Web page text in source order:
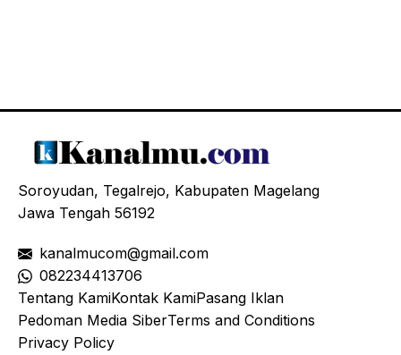
Soroyudan, Tegalrejo, Kabupaten Magelang
Jawa Tengah 56192
kanalmucom@gmail.com
082234413706
Tentang KamiKontak KamiPasang Iklan
Pedoman Media SiberTerms and Conditions
Privacy Policy